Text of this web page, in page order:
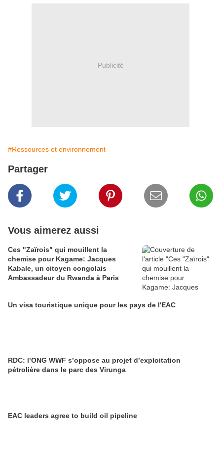
Publicité
#Ressources et environnement
Partager
Vous aimerez aussi
Ces "Zaïrois" qui mouillent la
chemise pour Kagame: Jacques
Kabale, un citoyen congolais
Ambassadeur du Rwanda à Paris
Un visa touristique unique pour les pays de l'EAC
RDC: l’ONG WWF s’oppose au projet d’exploitation
pétrolière dans le parc des Virunga
EAC leaders agree to build oil pipeline